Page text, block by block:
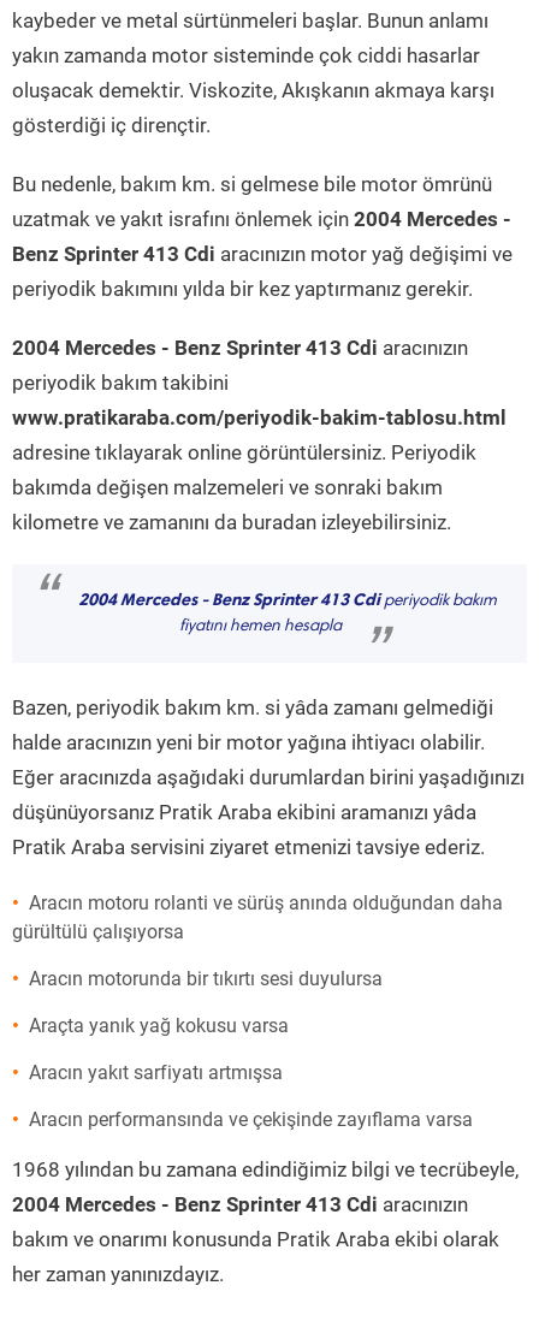
kaybeder ve metal sürtünmeleri başlar. Bunun anlamı
yakın zamanda motor sisteminde çok ciddi hasarlar
oluşacak demektir. Viskozite, Akışkanın akmaya karşı
gösterdiği iç dirençtir.
Bu nedenle, bakım km. si gelmese bile motor ömrünü
uzatmak ve yakıt israfını önlemek için 2004 Mercedes -
Benz Sprinter 413 Cdi aracınızın motor yağ değişimi ve
periyodik bakımını yılda bir kez yaptırmanız gerekir.
2004 Mercedes - Benz Sprinter 413 Cdi aracınızın
periyodik bakım takibini
www.pratikaraba.com/periyodik-bakim-tablosu.html
adresine tıklayarak online görüntülersiniz. Periyodik
bakımda değişen malzemeleri ve sonraki bakım
kilometre ve zamanını da buradan izleyebilirsiniz.
“ 2004 Mercedes - Benz Sprinter 413 Cdiperiyodik bakım
fiyatını hemen hesapla
”
Bazen, periyodik bakım km. si yâda zamanı gelmediği
halde aracınızın yeni bir motor yağına ihtiyacı olabilir.
Eğer aracınızda aşağıdaki durumlardan birini yaşadığınızı
düşünüyorsanız Pratik Araba ekibini aramanızı yâda
Pratik Araba servisini ziyaret etmenizi tavsiye ederiz.
Aracın motoru rolanti ve sürüş anında olduğundan daha
gürültülü çalışıyorsa
Aracın motorunda bir tıkırtı sesi duyulursa
Araçta yanık yağ kokusu varsa
Aracın yakıt sarfiyatı artmışsa
Aracın performansında ve çekişinde zayıflama varsa
1968 yılından bu zamana edindiğimiz bilgi ve tecrübeyle,
2004 Mercedes - Benz Sprinter 413 Cdi aracınızın
bakım ve onarımı konusunda Pratik Araba ekibi olarak
her zaman yanınızdayız.